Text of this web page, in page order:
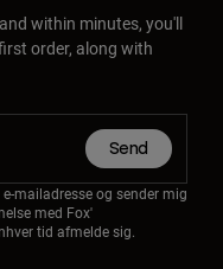
within minutes, you'll
order, along with
Send
mailadresse og sender mig
med Fox'
tid afmelde sig.